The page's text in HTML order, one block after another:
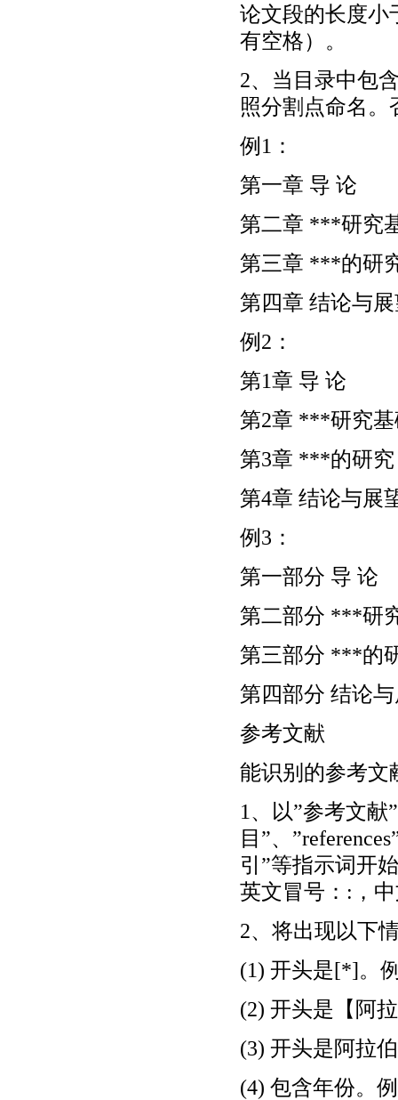
论文段的长度小
有空格）。
2、当目录中包
照分割点命名。
例1：
第一章 导 论
第二章 ***研究
第三章 ***的研
第四章 结论与
例2：
第1章 导 论
第2章 ***研究
第3章 ***的研究
第4章 结论与展
例3：
第一部分 导 论
第二部分 ***研
第三部分 ***的
第四部分 结论
参考文献
能识别的参考文
1、以”参考文献
目”、
引”等指示词开
英文冒号：:，
2、将出现以下
(1) 开头是[*]。
(2) 开头是【阿
(3) 开头是阿拉
(4) 包含年份。